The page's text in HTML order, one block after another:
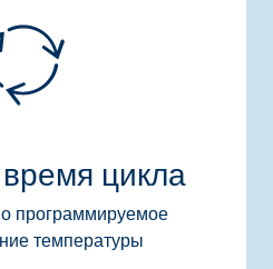
цикла
программируемое
температуры